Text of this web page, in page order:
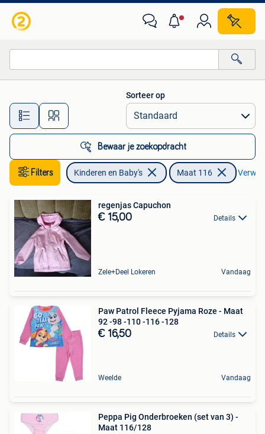
Alle afstanden…
Sorteer op
Bewaar je zoekopdracht
Filters Kinderen en Baby's Maat 116
regenjas Capuchon
€ 15,00 Details
Zele+Deel Lokeren Vandaag
Paw Patrol Fleece Pyjama Roze - Maat
92 -98 -110 -116 -128
€ 16,50 Details
Weelde Vandaag
Peppa Pig Onderbroeken (set van 3) -
Maat 116/128